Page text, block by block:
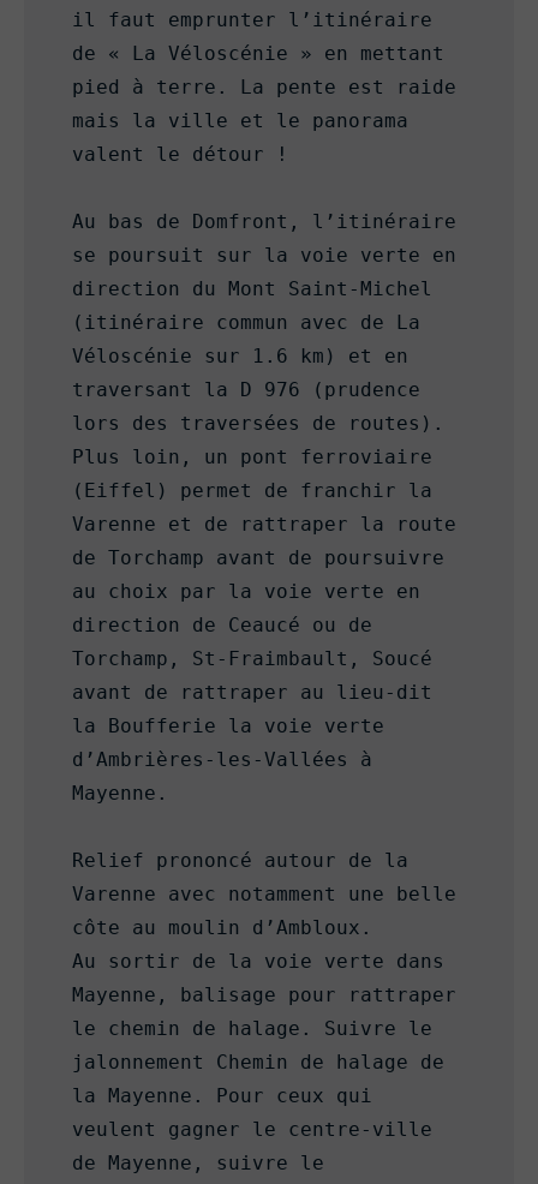
il faut emprunter l’itinéraire
de « La Véloscénie » en mettant
pied à terre. La pente est raide
mais la ville et le panorama
valent le détour !
Au bas de Domfront, l’itinéraire
se poursuit sur la voie verte en
direction du Mont Saint-Michel
(itinéraire commun avec de La
Véloscénie sur 1.6 km) et en
traversant la D 976 (prudence
lors des traversées de routes).
Plus loin, un pont ferroviaire
(Eiffel) permet de franchir la
Varenne et de rattraper la route
de Torchamp avant de poursuivre
au choix par la voie verte en
direction de Ceaucé ou de
Torchamp, St-Fraimbault, Soucé
avant de rattraper au lieu-dit
la Boufferie la voie verte
d’Ambrières-les-Vallées à
Mayenne.
Relief prononcé autour de la
Varenne avec notamment une belle
côte au moulin d’Ambloux.
Au sortir de la voie verte dans
Mayenne, balisage pour rattraper
le chemin de halage. Suivre le
jalonnement Chemin de halage de
la Mayenne. Pour ceux qui
veulent gagner le centre-ville
de Mayenne, suivre le